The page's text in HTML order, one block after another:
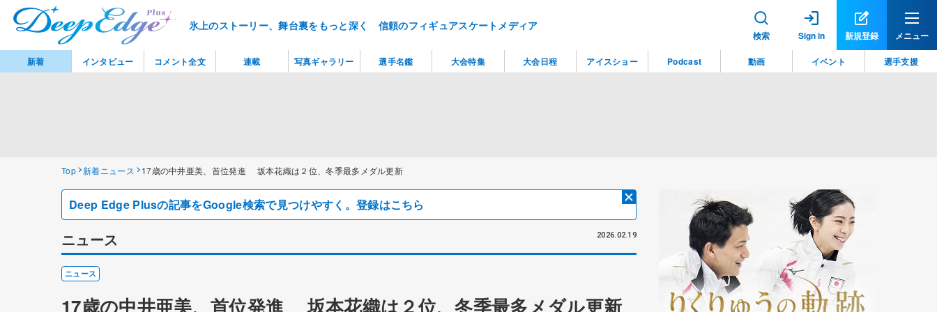
氷上のストーリー、舞台裏をもっと深く 信頼のフィギュアスケートメディア
検索 Sign in 新規登録 メニュー
Top 新着ニュース 17歳の中井亜美、首位発進 坂本花織は２位、冬季最多メダル更新
Deep Edge Plusの記事をGoogle検索で見つけやすく。登録はこちら
ニュース 2026.02.19
ニュース
17歳の中井亜美、首位発進 坂本花織は２位、冬季最多メダル更新
新着 インタビュー コメント全文 連載 写真ギャラリー 選手名鑑 大会特集 大会日程 アイスショー Podcast 動画 イベント 選手支援